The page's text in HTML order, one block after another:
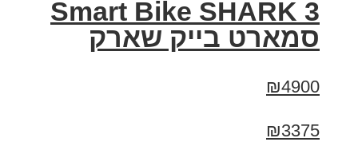
Smart Bike SHARK 3
סמארט בייק שארק
₪4900
₪3375